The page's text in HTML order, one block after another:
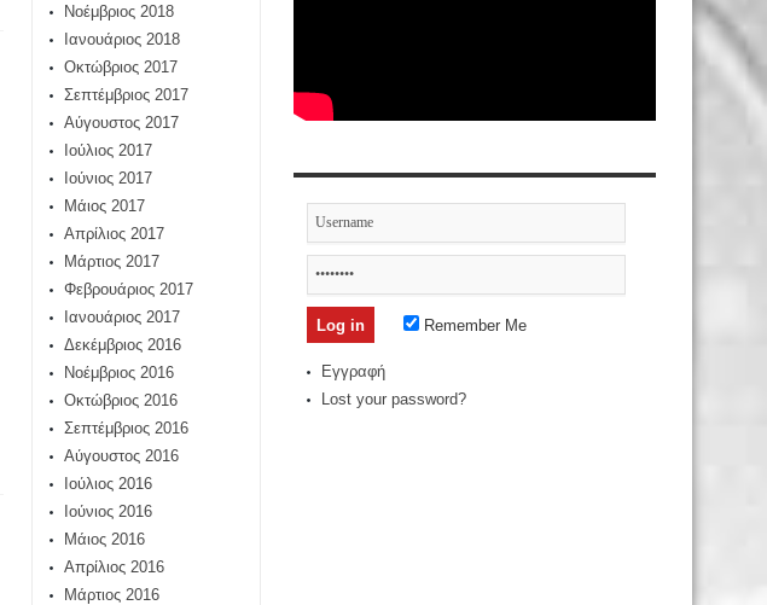
Νοέμβριος 2018
Ιανουάριος 2018
Οκτώβριος 2017
Σεπτέμβριος 2017
Αύγουστος 2017
Ιούλιος 2017
Ιούνιος 2017
Μάιος 2017
Απρίλιος 2017
Μάρτιος 2017
Φεβρουάριος 2017
Ιανουάριος 2017
Δεκέμβριος 2016
Νοέμβριος 2016
Οκτώβριος 2016
Σεπτέμβριος 2016
Αύγουστος 2016
Ιούλιος 2016
Ιούνιος 2016
Μάιος 2016
Απρίλιος 2016
Μάρτιος 2016
Remember Me
Εγγραφή
Lost your password?